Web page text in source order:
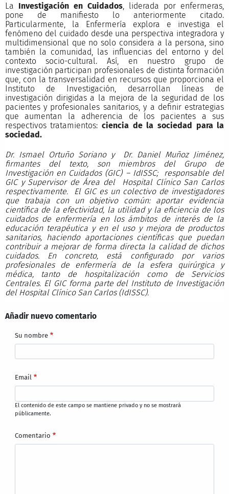
La Investigación en Cuidados, liderada por enfermeras,
pone de manifiesto lo anteriormente citado.
Particularmente, la Enfermería explora e investiga el
fenómeno del cuidado desde una perspectiva integradora y
multidimensional que no solo considera a la persona, sino
también la comunidad, las influencias del entorno y del
contexto socio-cultural. Así, en nuestro grupo de
investigación participan profesionales de distinta formación
que, con la transversalidad en recursos que proporciona el
Instituto de Investigación, desarrollan líneas de
investigación dirigidas a la mejora de la seguridad de los
pacientes y profesionales sanitarios, y a definir estrategias
que aumentan la adherencia de los pacientes a sus
respectivos tratamientos:ciencia de la sociedad para la
sociedad.
Dr. Ismael Ortuño Soriano y Dr. Daniel Muñoz Jiménez,
firmantes del texto, son miembros del Grupo de
Investigación en Cuidados (GIC) – IdISSC; responsable del
GIC y Supervisor de Área del Hospital Clínico San Carlos
respectivamente. El GIC es un colectivo de investigadores
que trabaja con un objetivo común: aportar evidencia
científica de la efectividad, la utilidad y la eficiencia de los
cuidados de enfermería en los ámbitos de interés de la
educación terapéutica y en el uso y mejora de productos
sanitarios, haciendo aportaciones científicas que puedan
contribuir a mejorar de forma directa la calidad de dichos
cuidados. En concreto, está configurado por varios
profesionales de enfermería de la esfera quirúrgica y
médica, tanto de hospitalización como de Servicios
Centrales. El GIC forma parte del Instituto de Investigación
del Hospital Clínico San Carlos (IdISSC).
Añadir nuevo comentario
Su nombre
Email
El contenido de este campo se mantiene privado y no se mostrará
públicamente.
Comentario